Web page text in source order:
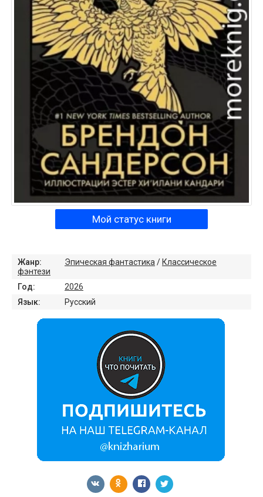
Мой статус книги
Жанр: Эпическая фантастика / Классическое
фэнтези
Год:
2026
Язык:
Русский